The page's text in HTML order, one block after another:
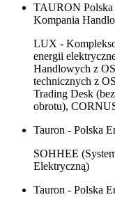
TAURON Polska
Kompania
LUX -
energii
Handlowych z
technicznych z
Trading Desk
obrotu),
Tauron - Polska
SOHHEE
Elektryczną)
Tauron - Polska